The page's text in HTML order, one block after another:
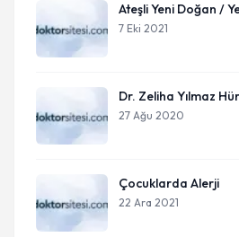
Ateşli
7 Eki 2021
Dr. Zeliha Yılmaz
27 Ağu 2020
Çocuklarda Alerji
22 Ara 2021